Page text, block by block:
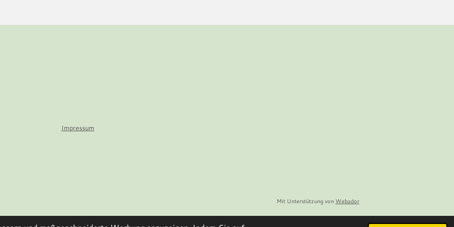
Impressum
Mit Unterstützung von Webador